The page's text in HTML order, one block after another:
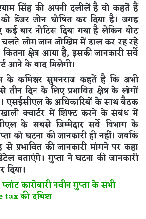
सिंह की अपनी दलीलें है वो कहतें हैं
डेंजर जोन घोषित कर दिया है। जगह
बार नोटिस दिया गया है लेकिन वोट
लोग जान जोखिम में डाल कर रह रहे
क्षेत्र आया है, इसकी जानकारी सर्वे
आने के बाद मिलेगी।
के कमिश्नर सुमनराज कहतें है कि अभी
तीन दिन के लिए प्रभावित क्षेत्र के लोगों
एसईसीएल के अधिकारियों के साथ बैठक
क्वार्टर में शिफ्ट करने के संबंध में
के सबसे जिम्मेदार सर्वे विभाग के
को घटना की जानकारी ही नहीं। जबकि
प्रभावित की जानकारी मांगने पर कहा
बताएंगे। गुप्ता ने घटना की जानकारी
दिया।
कारोबारी नवीन गुप्ता के सभी
tax की दबिश